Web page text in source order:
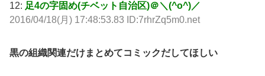
12: 足4の字固め(チベット自治区)＠＼(^o^)／
2016/04/18(月) 17:48:53.83 ID:7rhrZq5m0.net
黒の組織関連だけまとめてコミックだしてほしい